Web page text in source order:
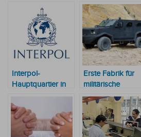
Interpol-
Hauptquartier in
Erste Fabrik für
militärische
Ausrüstung in
Paraguay